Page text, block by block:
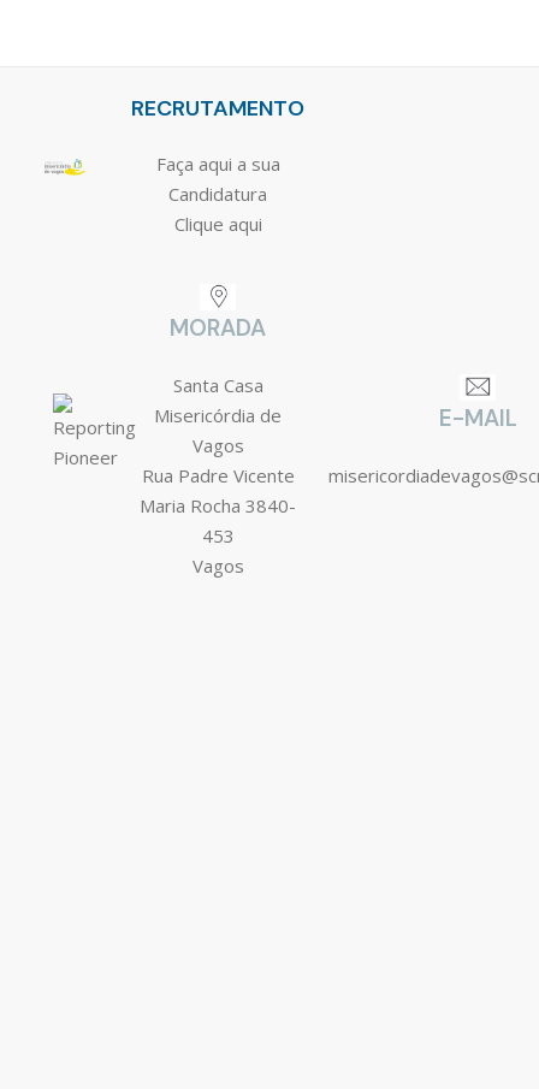
RECRUTAMENTO
Faça aqui a sua
Candidatura
Clique aqui
MORADA
Santa Casa
Misericórdia de
Vagos
Rua Padre Vicente
Maria Rocha 3840-
453
Vagos
E-MAIL